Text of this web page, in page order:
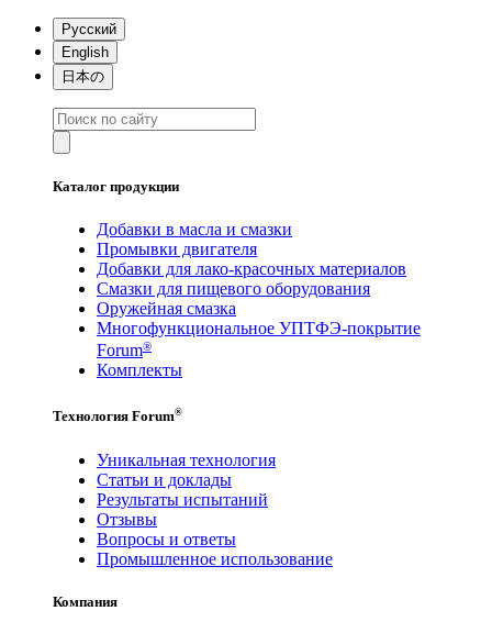
Русский
English
日本の
Каталог продукции
Добавки в масла и смазки
Промывки двигателя
Добавки для лако-красочных материалов
Смазки для пищевого оборудования
Оружейная смазка
Многофункциональное УПТФЭ-покрытие
Forum®
Комплекты
Технология Forum®
Уникальная технология
Статьи и доклады
Результаты испытаний
Отзывы
Вопросы и ответы
Промышленное использование
Компания